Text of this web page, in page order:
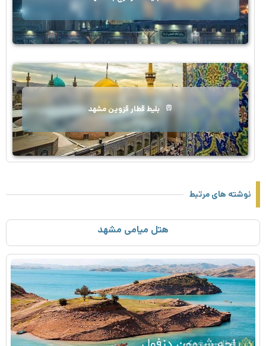
بلیط قطار قزوین مشهد
نوشته های مرتبط
هتل میامی مشهد